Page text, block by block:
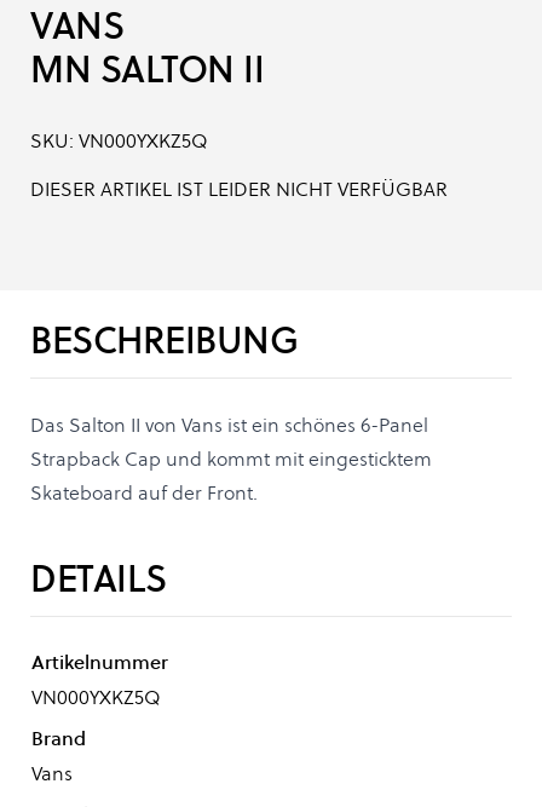
VANS
MN SALTON II
SKU: VN000YXKZ5Q
DIESER ARTIKEL IST LEIDER NICHT VERFÜGBAR
BESCHREIBUNG
Das Salton II von Vans ist ein schönes 6-Panel
Strapback Cap und kommt mit eingesticktem
Skateboard auf der Front.
DETAILS
Artikelnummer
VN000YXKZ5Q
Brand
Vans